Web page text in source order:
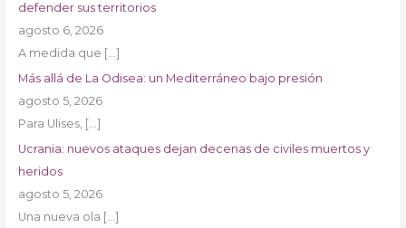
defender sus territorios
agosto 6, 2026
A medida que […]
Más allá de La Odisea: un Mediterráneo bajo presión
agosto 5, 2026
Para Ulises, […]
Ucrania: nuevos ataques dejan decenas de civiles muertos y
heridos
agosto 5, 2026
Una nueva ola […]